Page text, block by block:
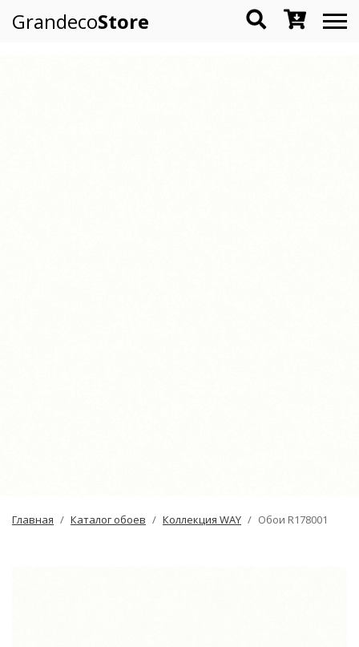
GrandecoStore
Главная Каталог обоев Коллекция WAY Обои R178001